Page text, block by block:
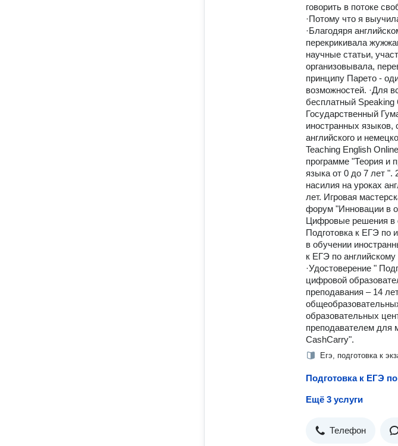
компании "Metro
говорить в потоке
·Потому что я
·Благодяря
перекрикивала
научные статьи,
организовывала,
принципу Парето -
возможностей. ·Для
бесплатный Speaking
Государственный
иностранных языков,
английского и
Teaching English
программе "Теория и
языка от 0 до 7 лет ".
насилия на уроках
лет. Игровая
форум "Инновации в
Цифровые решения в
Подготовка к ЕГЭ по
в обучении
к ЕГЭ по
·Удостоверение "
цифровой
преподавания – 14
образовательных
преподавателем для
CashCarry".
Егэ, подготовка к
Ещё 3 услуги
Телефон